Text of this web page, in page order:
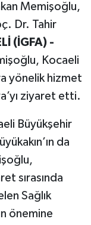
Memişoğlu,
Dr. Tahir
(İGFA) -
Kocaeli
yönelik hizmet
ziyaret etti.
Büyükşehir
da
sırasında
Sağlık
önemine